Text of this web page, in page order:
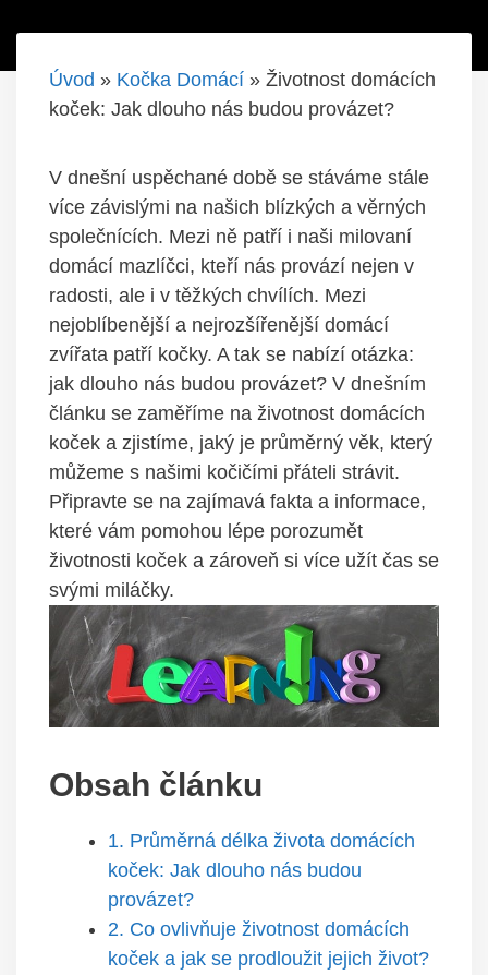
Úvod » Kočka Domácí » Životnost domácích
koček: Jak dlouho nás budou provázet?
V dnešní uspěchané době se stáváme stále
více závislými na našich blízkých a věrných
společnících. Mezi ně patří i naši milovaní
domácí mazlíčci, kteří nás provází nejen v
radosti, ale i v těžkých chvílích. Mezi
nejoblíbenější a nejrozšířenější domácí
zvířata patří kočky. A tak se nabízí otázka:
jak dlouho nás budou provázet? V dnešním
článku se zaměříme na životnost domácích
koček a zjistíme, jaký je průměrný věk, který
můžeme s našimi kočičími přáteli strávit.
Připravte se na zajímavá fakta a informace,
které vám pomohou lépe porozumět
životnosti koček a zároveň si více užít čas se
svými miláčky.
Obsah článku
1. Průměrná délka života domácích
koček: Jak dlouho nás budou
provázet?
2. Co ovlivňuje životnost domácích
koček a jak se prodloužit jejich život?